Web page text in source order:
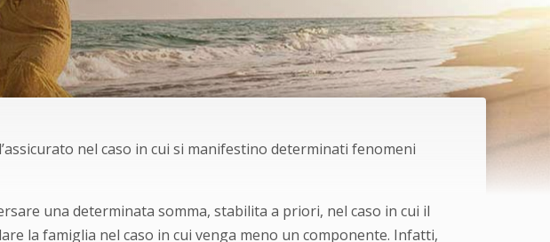
nel caso in cui si manifestino determinati fenomeni
una determinata somma, stabilita a priori, nel caso in cui il
la famiglia nel caso in cui venga meno un componente. Infatti,